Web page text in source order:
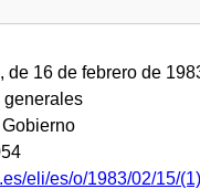
de 16 de febrero de
generales
eli/es/o/1983/02/15/(1)